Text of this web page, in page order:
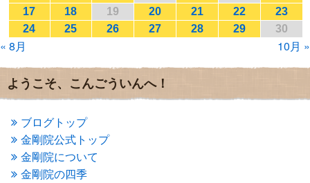
2017年1月(2)
2016年12月(4)
2016年11月(3)
2016年10月
2016年8月
2016年7月
(3)
2016年5月(3)
2016年4月
(4)
2016年3月 (4)
2016年2月 (5)
2016年1月(3)
17 18 19 20 21 22
23
24
25 26 27 28 29 30
« 8月 10月 »
ようこそ、こんごういんへ！
ブログトップ
金剛院公式トップ
金剛院について
金剛院の四季